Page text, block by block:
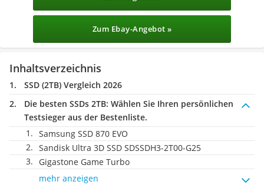
Zum Ebay-Angebot »
Inhaltsverzeichnis
SSD (2TB) Vergleich 2026
Die besten SSDs 2TB: Wählen Sie Ihren persönlichen
Testsieger aus der Bestenliste.
Samsung SSD 870 EVO
Sandisk Ultra 3D SSD SDSSDH3-2T00-G25
Gigastone Game Turbo
mehr anzeigen